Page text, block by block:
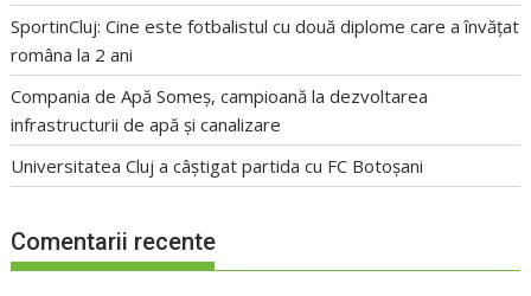
SportinCluj: Cine este fotbalistul cu două diplome care a învățat
româna la 2 ani
Compania de Apă Someș, campioană la dezvoltarea
infrastructurii de apă și canalizare
Universitatea Cluj a câștigat partida cu FC Botoșani
Comentarii recente